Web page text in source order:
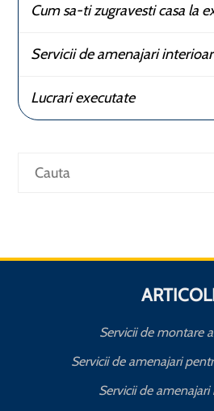
Cum sa-ti zugravesti casa la
Servicii de amenajari
Lucrari executate
Caută
Servicii de montare
Servicii de amenajari
Servicii de amenajari